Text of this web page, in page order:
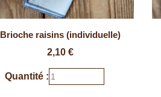
Brioche raisins (individuelle)
Prix
2,10 €
Quantité :